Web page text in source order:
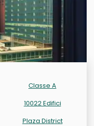
Classe A
10022 Edifici
Plaza District